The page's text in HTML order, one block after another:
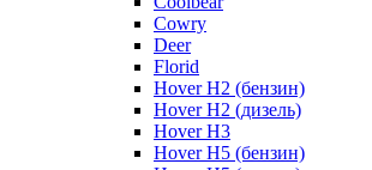
Cowry
Deer
Florid
Hover H2 (бензин)
Hover H2 (дизель)
Hover H3
Hover H5 (бензин)